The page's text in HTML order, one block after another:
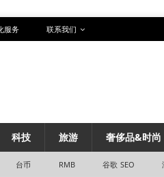
服务 联系我们
科技 旅游 奢侈品&时尚
台币 RMB 谷歌 SEO